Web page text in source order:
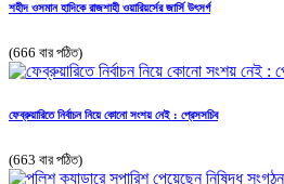
শহীদ ওসমান হাদিকে রাজশাহী ওয়ারিয়র্সের জার্সি উৎসর্গ
(666 বার পঠিত)
ফেব্রুয়ারিতে নির্বাচন নিয়ে কোনো সংশয় নেই : প্রেসসচিব
(663 বার পঠিত)